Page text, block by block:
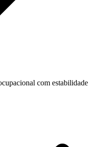
com estabilidade